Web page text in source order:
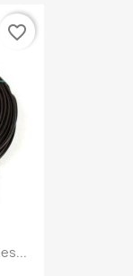
favorite_border